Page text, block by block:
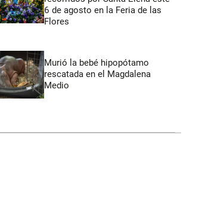
6 de agosto en la Feria de las
Flores
Murió la bebé hipopótamo
rescatada en el Magdalena
Medio